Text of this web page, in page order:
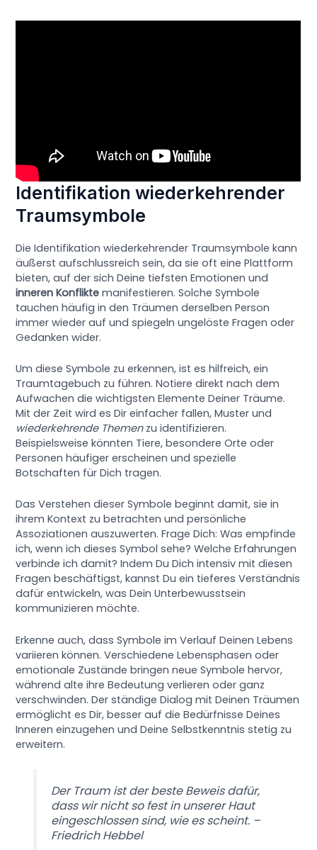
Identifikation wiederkehrender
Traumsymbole
Die Identifikation wiederkehrender Traumsymbole kann
äußerst aufschlussreich sein, da sie oft eine Plattform
bieten, auf der sich Deine tiefsten Emotionen und
inneren Konflikte manifestieren. Solche Symbole
tauchen häufig in den Träumen derselben Person
immer wieder auf und spiegeln ungelöste Fragen oder
Gedanken wider.
Um diese Symbole zu erkennen, ist es hilfreich, ein
Traumtagebuch zu führen. Notiere direkt nach dem
Aufwachen die wichtigsten Elemente Deiner Träume.
Mit der Zeit wird es Dir einfacher fallen, Muster und
wiederkehrende Themenzu identifizieren.
Beispielsweise könnten Tiere, besondere Orte oder
Personen häufiger erscheinen und spezielle
Botschaften für Dich tragen.
Das Verstehen dieser Symbole beginnt damit, sie in
ihrem Kontext zu betrachten und persönliche
Assoziationen auszuwerten. Frage Dich: Was empfinde
ich, wenn ich dieses Symbol sehe? Welche Erfahrungen
verbinde ich damit? Indem Du Dich intensiv mit diesen
Fragen beschäftigst, kannst Du ein tieferes Verständnis
dafür entwickeln, was Dein Unterbewusstsein
kommunizieren möchte.
Erkenne auch, dass Symbole im Verlauf Deinen Lebens
variieren können. Verschiedene Lebensphasen oder
emotionale Zustände bringen neue Symbole hervor,
während alte ihre Bedeutung verlieren oder ganz
verschwinden. Der ständige Dialog mit Deinen Träumen
ermöglicht es Dir, besser auf die Bedürfnisse Deines
Inneren einzugehen und Deine Selbstkenntnis stetig zu
erweitern.
Der Traum ist der beste Beweis dafür,
dass wir nicht so fest in unserer Haut
eingeschlossen sind, wie es scheint. –
Friedrich Hebbel